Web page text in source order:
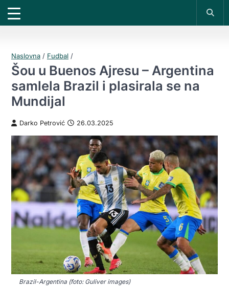
Naslovna / Fudbal /
Šou u Buenos Ajresu – Argentina
samlela Brazil i plasirala se na
Mundijal
Darko Petrović 26.03.2025
Brazil-Argentina (foto: Guliver images)